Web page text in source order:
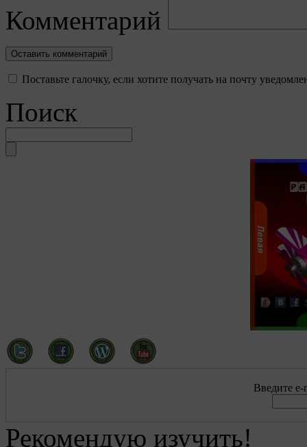
Комментарий
Поставьте галочку, если хотите получать на почту
Поиск
Введите e-
Рекомендую изучить!